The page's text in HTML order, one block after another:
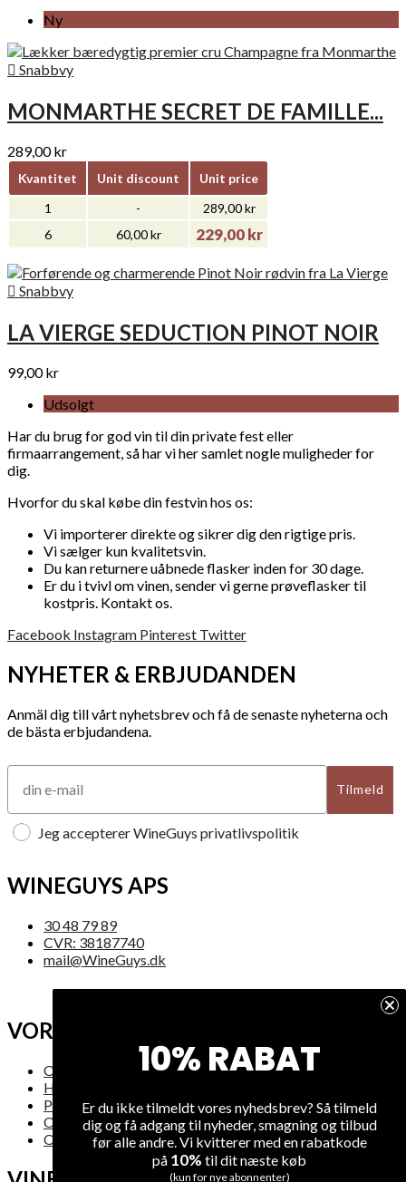
Ny
 Snabbvy
MONMARTHE SECRET DE FAMILLE...
289,00 kr
Kvantitet Unit discount
Unit price
1
-
289,00 kr
6
60,00 kr 229,00 kr
 Snabbvy
LA VIERGE SEDUCTION PINOT NOIR
99,00 kr
Udsolgt
Har du brug for god vin til din private fest eller
firmaarrangement, så har vi her samlet nogle muligheder for
dig.
Hvorfor du skal købe din festvin hos os:
Vi importerer direkte og sikrer dig den rigtige pris.
Vi sælger kun kvalitetsvin.
Du kan returnere uåbnede flasker inden for 30 dage.
Er du i tvivl om vinen, sender vi gerne prøveflasker til
kostpris. Kontakt os.
Facebook Instagram Pinterest Twitter
NYHETER & ERBJUDANDEN
Anmäl dig till vårt nyhetsbrev och få de senaste nyheterna och
de bästa erbjudandena.
Tilmeld
Jeg accepterer WineGuys privatlivspolitik
WINEGUYS APS
30 48 79 89
CVR: 38187740
mail@WineGuys.dk
VORES FIRMA
Om os
Handelsbetingelser
Privatlivsregler
Om levering
Oversigt over hjemmesiden
10% RABAT
Er du ikke tilmeldt vores nyhedsbrev? Så tilmeld
dig og få adgang til nyheder, smagning og tilbud
før alle andre. Vi kvitterer med en rabatkode
på 10% til dit næste køb
(kun for nye abonnenter)